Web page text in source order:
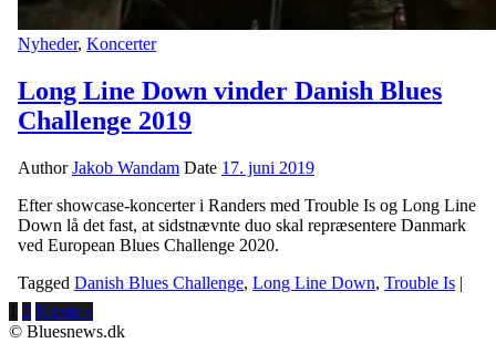
Nyheder, Koncerter
Long Line Down vinder Danish Blues
Challenge 2019
AuthorJakob Wandam Date 17. juni 2019
Efter showcase-koncerter i Randers med Trouble Is og Long Line
Down lå det fast, at sidstnævnte duo skal repræsentere Danmark
ved European Blues Challenge 2020.
Tagged Danish Blues Challenge, Long Line Down, Trouble Is |
2 Næste »
© Bluesnews.dk